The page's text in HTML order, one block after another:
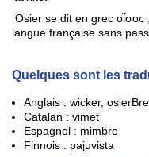
Osier se dit en grec
langue française sans
Quelques sont les
Anglais : wicker,
Catalan : vimet
Espagnol : mimbre
Finnois : pajuvista